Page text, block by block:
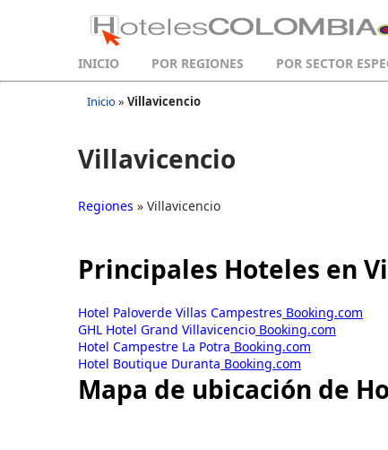
INICIO POR REGIONES POR SECTOR
Inicio» Villavicencio
Villavicencio
Regiones » Villavicencio
Principales Hoteles en
Hotel Paloverde Villas Campestres Booking.com
GHL Hotel Grand Villavicencio Booking.com
Hotel Campestre La Potra Booking.com
Hotel Boutique Duranta Booking.com
Mapa de ubicación de